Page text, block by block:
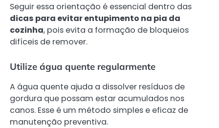
Seguir essa orientação é essencial dentro das
dicas para evitar entupimento na pia da
cozinha, pois evita a formação de bloqueios
difíceis de remover.
Utilize água quente regularmente
A água quente ajuda a dissolver resíduos de
gordura que possam estar acumulados nos
canos. Esse é um método simples e eficaz de
manutenção preventiva.